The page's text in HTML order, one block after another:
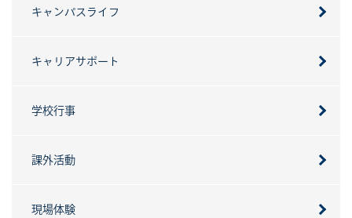
キャンパスライフ
キャリアサポート
学校行事
課外活動
現場体験